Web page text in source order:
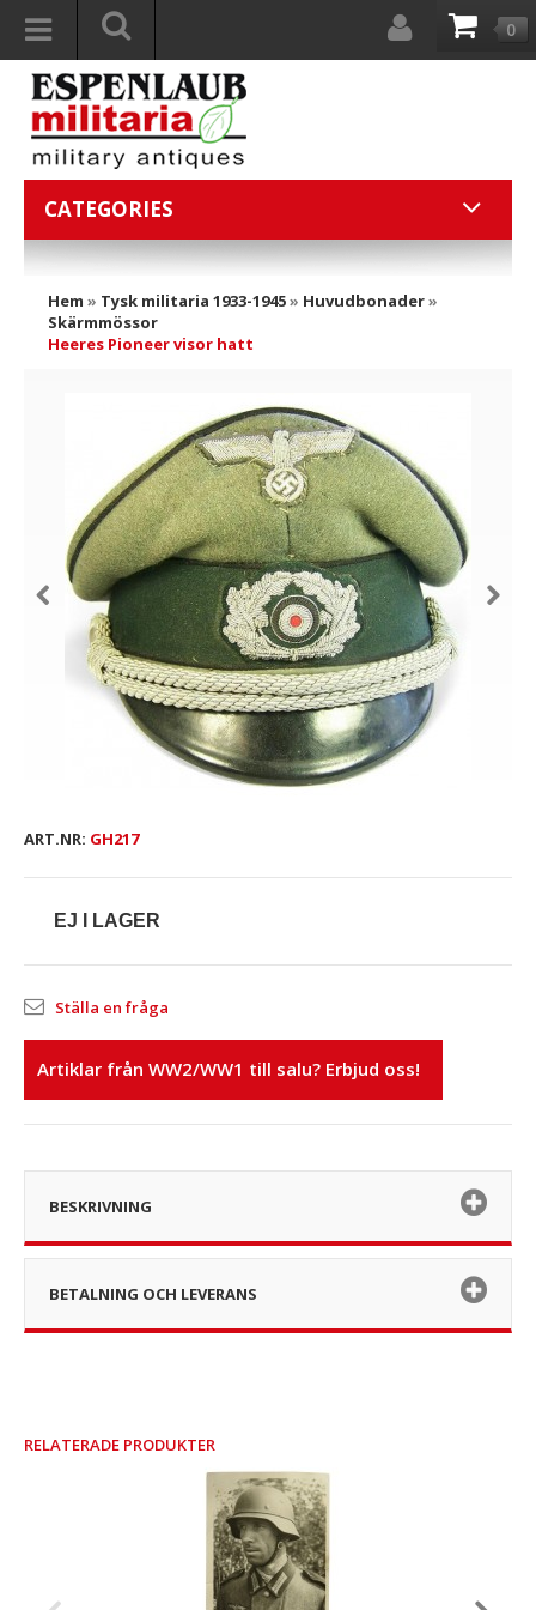
0
CATEGORIES
Hem » Tysk militaria 1933-1945» Huvudbonader»
Skärmmössor
Heeres Pioneer visor hatt
ART.NR: GH217
EJ I LAGER
Ställa en fråga
Artiklar från WW2/WW1 till salu? Erbjud oss!
BESKRIVNING
BETALNING OCH LEVERANS
RELATERADE PRODUKTER